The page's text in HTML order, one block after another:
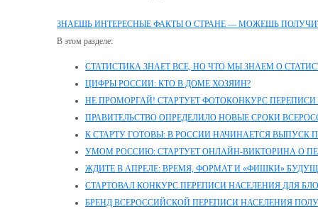
ЗНАЕШЬ ИНТЕРЕСНЫЕ ФАКТЫ О СТРАНЕ — МОЖЕШЬ
В этом разделе:
СТАТИСТИКА ЗНАЕТ ВСЕ, НО ЧТО МЫ ЗНАЕМ О
ЦИФРЫ РОССИИ: КТО В ДОМЕ ХОЗЯИН?
НЕ ПРОМОРГАЙ! СТАРТУЕТ ФОТОКОНКУРС
ПРАВИТЕЛЬСТВО ОПРЕДЕЛИЛО НОВЫЕ СРОКИ
К СТАРТУ ГОТОВЫ: В РОССИИ НАЧИНАЕТСЯ
УМОМ РОССИЮ: СТАРТУЕТ ОНЛАЙН-ВИКТОРИНА О
ЖДИТЕ В АПРЕЛЕ: ВРЕМЯ, ФОРМАТ И «ФИШКИ»
СТАРТОВАЛ КОНКУРС ПЕРЕПИСИ НАСЕЛЕНИЯ ДЛЯ
БРЕНД ВСЕРОССИЙСКОЙ ПЕРЕПИСИ НАСЕЛЕНИЯ